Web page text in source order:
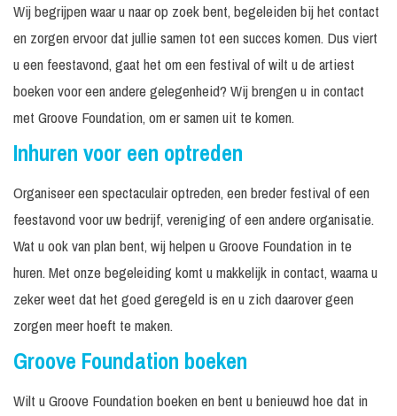
Wij begrijpen waar u naar op zoek bent, begeleiden bij het contact
en zorgen ervoor dat jullie samen tot een succes komen. Dus viert
u een feestavond, gaat het om een festival of wilt u de artiest
boeken voor een andere gelegenheid? Wij brengen u in contact
met Groove Foundation, om er samen uit te komen.
Inhuren voor een optreden
Organiseer een spectaculair optreden, een breder festival of een
feestavond voor uw bedrijf, vereniging of een andere organisatie.
Wat u ook van plan bent, wij helpen u Groove Foundation in te
huren. Met onze begeleiding komt u makkelijk in contact, waarna u
zeker weet dat het goed geregeld is en u zich daarover geen
zorgen meer hoeft te maken.
Groove Foundation boeken
Wilt u Groove Foundation boeken en bent u benieuwd hoe dat in